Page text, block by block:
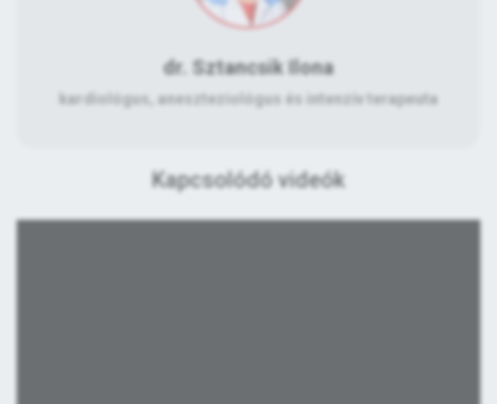
dr. Sztancsik Ilona
kardiológus, aneszteziológus és intenzív terapeuta
Kapcsolódó videók